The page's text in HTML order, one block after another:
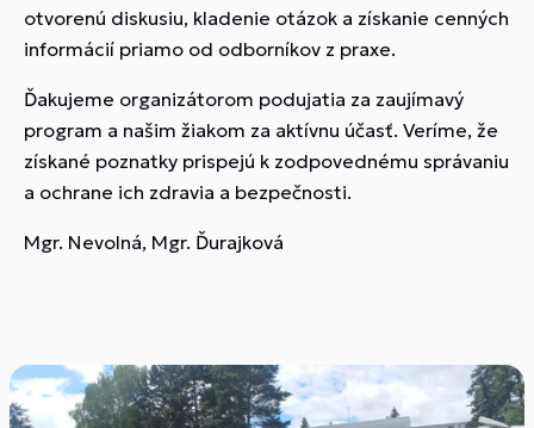
otvorenú diskusiu, kladenie otázok a získanie cenných
informácií priamo od odborníkov z praxe.
Ďakujeme organizátorom podujatia za zaujímavý
program a našim žiakom za aktívnu účasť. Veríme, že
získané poznatky prispejú k zodpovednému správaniu
a ochrane ich zdravia a bezpečnosti.
Mgr. Nevolná, Mgr. Ďurajková